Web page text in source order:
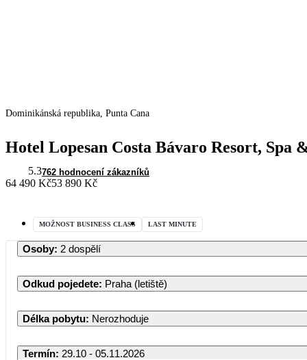
Dominikánská republika, Punta Cana
Hotel Lopesan Costa Bávaro Resort, Spa
5.3762 hodnocení zákazníků
64 490 Kč53 890 Kč
MOŽNOST BUSINESS CLASS LAST MINUTE
Osoby: 2 dospělí
Odkud pojedete: Praha (letiště)
Délka pobytu: Nerozhoduje
Termín: 29.10 - 05.11.2026